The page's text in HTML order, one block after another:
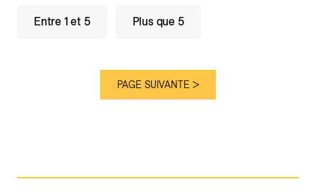
Entre 1 et 5 Plus que 5